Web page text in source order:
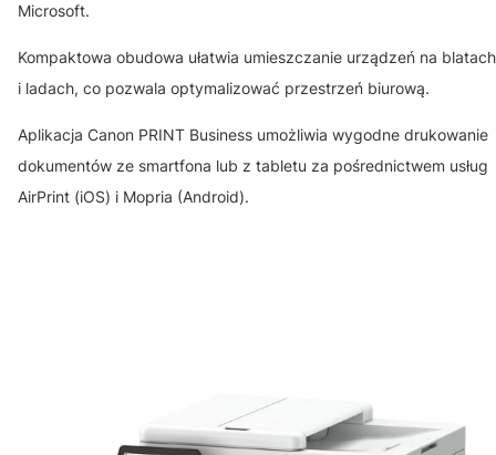
Microsoft.
Kompaktowa obudowa ułatwia umieszczanie urządzeń na blatach
i ladach, co pozwala optymalizować przestrzeń biurową.
Aplikacja Canon PRINT Business umożliwia wygodne drukowanie
dokumentów ze smartfona lub z tabletu za pośrednictwem usług
AirPrint (iOS) i Mopria (Android).